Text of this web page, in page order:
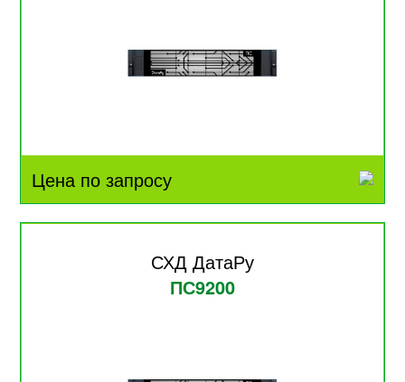
Цена по запросу
СХД ДатаРу
ПС9200